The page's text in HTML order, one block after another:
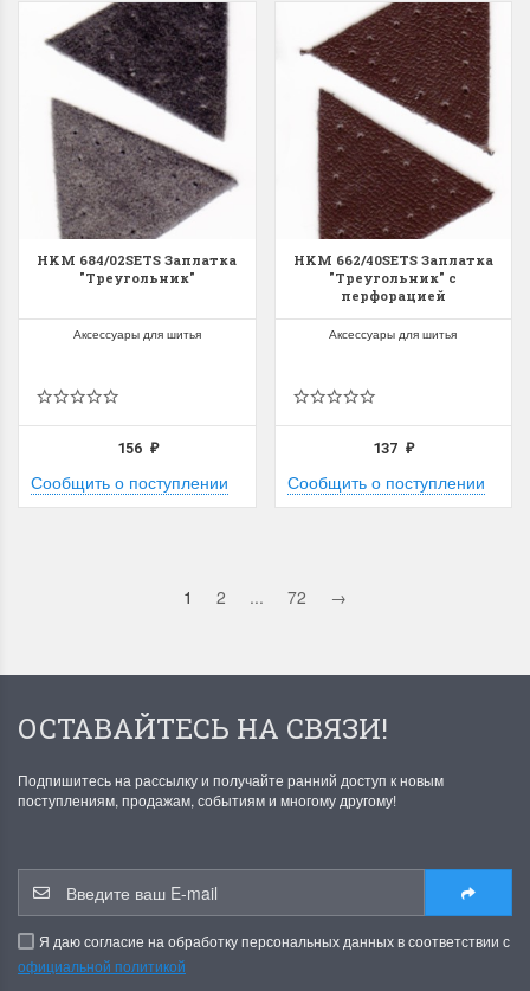
HKM 684/02SETS Заплатка
"Треугольник"
Аксессуары для шитья
156 ₽
Сообщить о поступлении
HKM 662/40SETS Заплатка
"Треугольник" с
перфорацией
Аксессуары для шитья
137₽
Сообщить о поступлении
1 2 ... 72 →
ОСТАВАЙТЕСЬ НА СВЯЗИ!
Подпишитесь на рассылку и получайте ранний доступ к новым
поступлениям, продажам, событиям и многому другому!
Я даю согласие на обработку персональных данных в соответствии с
официальной политикой